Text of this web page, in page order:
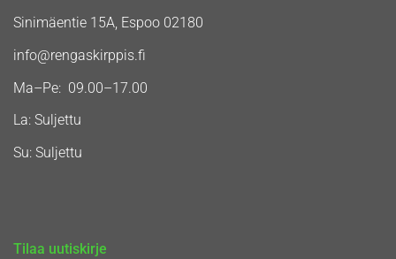
Sinimäentie 15A, Espoo 02180
info@rengaskirppis.fi
Ma–Pe: 09.00–17.00
La: Suljettu
Su: Suljettu
Tilaa uutiskirje